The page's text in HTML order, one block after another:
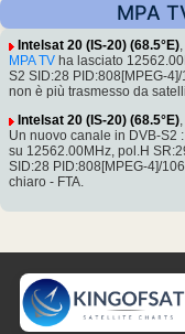
MPA
Intelsat 20 (IS-20) (68.5°E)
MPA TV ha lasciato
S2 SID:28 PID:808[MPEG-
non è più trasmesso da
Intelsat 20 (IS-20) (68.5°E)
Un nuovo canale in DVB-S2 :
su 12562.00MHz, pol.H
SID:28 PID:808[MPEG-4]/
chiaro - FTA.